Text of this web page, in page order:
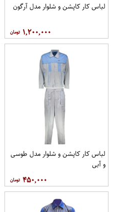
لباس کار کاپشن و شلوار مدل آرگون
۱,۲۰۰,۰۰۰
لباس کار کاپشن و شلوار مدل طوسی
و آبی
۴۵۰,۰۰۰